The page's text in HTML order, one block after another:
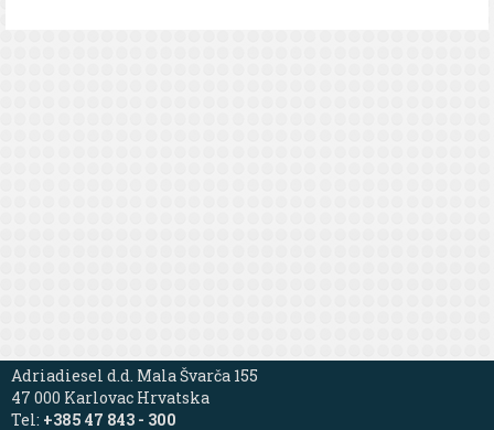
Adriadiesel d.d. Mala Švarča 155
47 000 Karlovac Hrvatska
Tel: +385 47 843 - 300